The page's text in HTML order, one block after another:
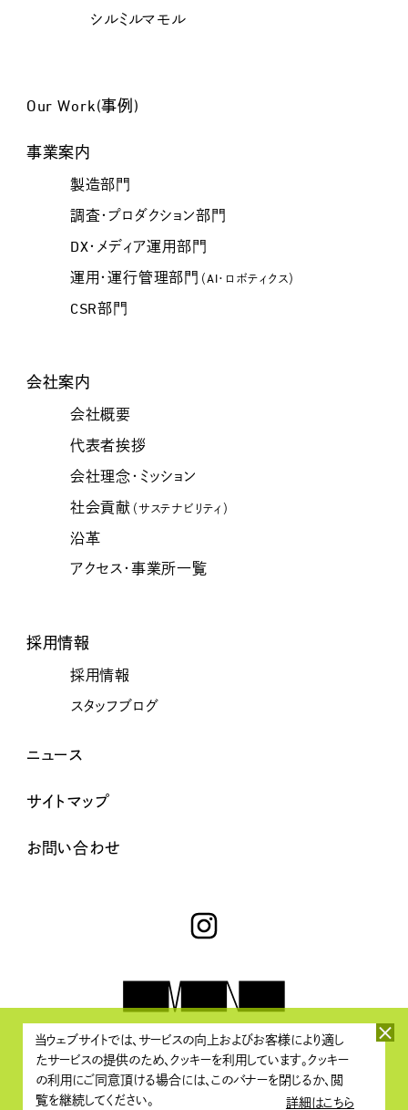
シルミルマモル
Our Work(事例)
事業案内
製造部門
調査・プロダクション部門
DX・メディア運用部門
運用・運行管理部門 （AI・ロボティクス）
CSR部門
会社案内
会社概要
代表者挨拶
会社理念・ミッション
社会貢献 （サステナビリティ）
沿革
アクセス・事業所一覧
採用情報
採用情報
スタッフブログ
ニュース
サイトマップ
お問い合わせ
プライバシーポリシー・著作権について / 情報セキュリティポリシー
当ウェブサイトでは、サービスの向上およびお客様により適し
たサービスの提供のため、クッキーを利用しています。クッキー
の利用にご同意頂ける場合には、このバナーを閉じるか、閲
覧を継続してください。
詳細はこちら